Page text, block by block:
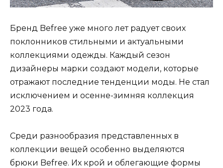
Бренд Befree уже много лет радует своих
поклонников стильными и актуальными
коллекциями одежды. Каждый сезон
дизайнеры марки создают модели, которые
отражают последние тенденции моды. Не стал
исключением и осенне-зимняя коллекция
2023 года.
Среди разнообразия представленных в
коллекции вещей особенно выделяются
брюки Befree. Их крой и облегающие формы